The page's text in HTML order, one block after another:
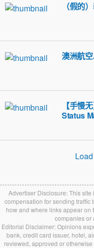
（假的
澳洲航
【手慢
Status
Advertiser Disclosure: This
compensation for sending traffic
how and where links appear on
companies or
Editorial Disclaimer: Opinions
bank, credit card issuer, hotel,
reviewed, approved or